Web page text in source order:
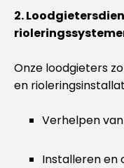
2.
Onze loodgieters
en
Verhelpen
Installeren en